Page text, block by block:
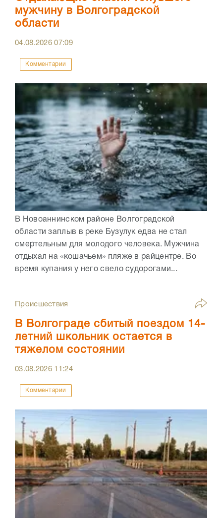
мужчину в Волгоградской
области
04.08.202607:09
Комментарии
В Новоаннинском районе Волгоградской
области заплыв в реке Бузулук едва не стал
смертельным для молодого человека. Мужчина
отдыхал на «кошачьем» пляже в райцентре. Во
время купания у него свело судорогами...
Происшествия
В Волгограде сбитый поездом 14-
летний школьник остается в
тяжелом состоянии
03.08.2026 11:24
Комментарии